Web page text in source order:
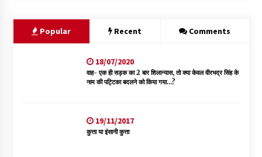
Popular Recent Comments
18/07/2020
वाह- एक ही सड़क का 2 बार शिलान्यास, तो क्या केवल वीरभद्र सिंह के
नाम की पट्टिका बदलने को किया गया…?
19/11/2017
कुत्ता या इंसानी कुत्ता